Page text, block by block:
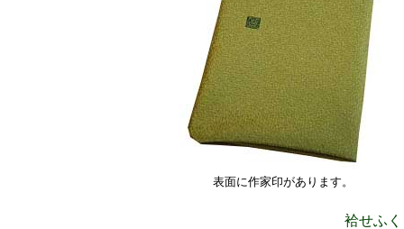
表面に作家印があります。
袷せふ